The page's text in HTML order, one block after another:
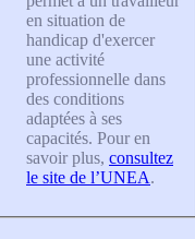
en situation de
handicap d'exercer
une activité
professionnelle dans
des conditions
adaptées à ses
capacités. Pour en
savoir plus, consultez
le site de l’UNEA.